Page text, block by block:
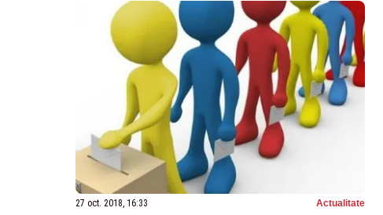
27 oct. 2018, 16:33 Actualitate